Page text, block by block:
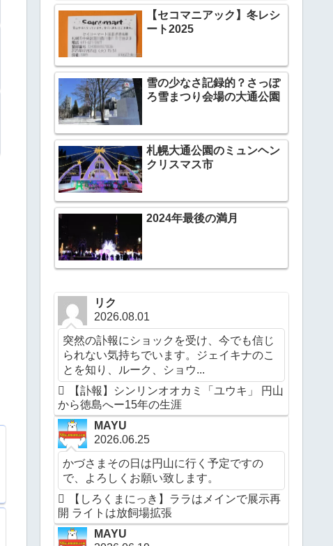
【セコマニアック】冬レシ
ート2025
雪の少なさ記録的？さっぽ
ろ雪まつり会場の大通公園
札幌大通公園のミュンヘン
クリスマス市
2024年最後の満月
リク
2026.08.01
突然の訃報にショックを受け、今でも信じ
られない気持ちでいます。ジェイキナのこ
とを知り、ルーク、ショウ...
【訃報】シンリンオオカミ「ユウキ」 円山
から徳島へー15年の生涯
MAYU
2026.06.25
かづさまその日は円山に行く予定ですの
で、よろしくお願い致します。
【しろくまにっき】ララはメインで展示再
開 ライトは放飼場拡張
MAYU